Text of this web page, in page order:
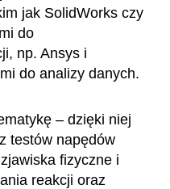
jak SolidWorks czy
do
np. Ansys i
do analizy danych.
– dzięki niej
testów napędów
fizyczne i
reakcji oraz